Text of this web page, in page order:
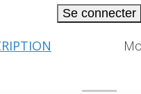
Se connecter